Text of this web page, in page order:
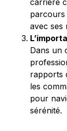
carrière
parcours
avec ses
Dans un
rapports
les
pour
sérénité.